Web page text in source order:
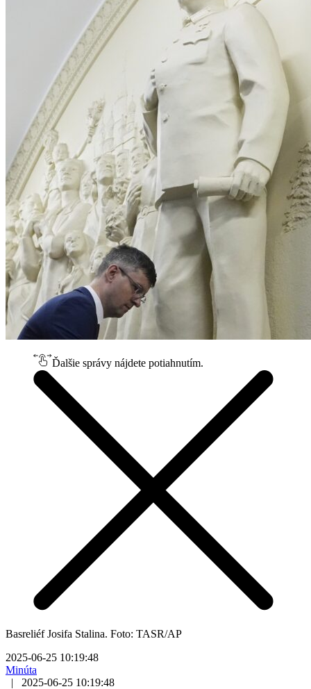
Ďalšie správy nájdete potiahnutím.
Basreliéf Josifa Stalina. Foto: TASR/AP
2025-06-25 10:19:48
Minúta
|
2025-06-25 10:19:48